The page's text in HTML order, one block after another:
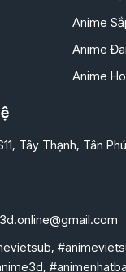
Anime
Anime
Anime
Tây Thạnh, Tân